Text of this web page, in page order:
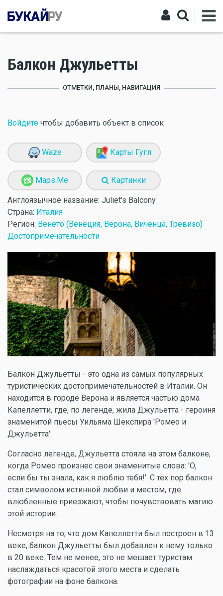
Балкон Джульетты
ОТМЕТКИ, ПЛАНЫ, НАВИГАЦИЯ
Войдите чтобы добавить объект в список
Waze Карты Гугл
Maps.Me Картинки
Англоязычное название: Juliet's Balcony
Страна: Италия
Регион: Венето (Венеция, Верона, Виченца, Тревизо)
Достопримечательности
Балкон Джульетты - это одна из самых популярных
туристических достопримечательностей в Италии. Он
находится в городе Верона и является частью дома
Капеллетти, где, по легенде, жила Джульетта - героиня
знаменитой пьесы Уильяма Шекспира 'Ромео и
Джульетта'.
Согласно легенде, Джульетта стояла на этом балконе,
когда Ромео произнес свои знаменитые слова: 'О,
если бы ты знала, как я люблю тебя!'. С тех пор балкон
стал символом истинной любви и местом, где
влюбленные приезжают, чтобы почувствовать магию
этой истории.
Несмотря на то, что дом Капеллетти был построен в 13
веке, балкон Джульетты был добавлен к нему только
в 20 веке. Тем не менее, это не мешает туристам
наслаждаться красотой этого места и сделать
фотографии на фоне балкона.